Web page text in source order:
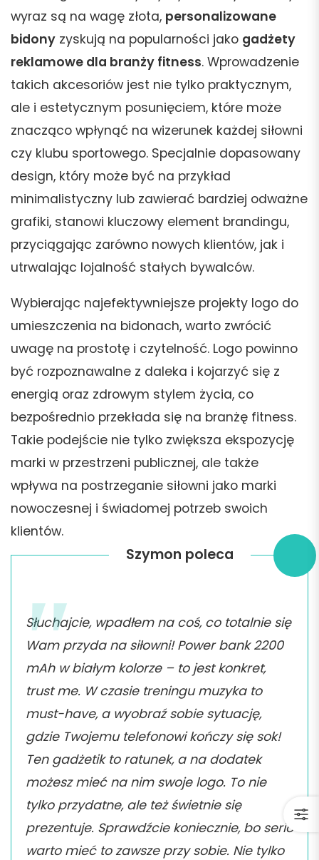
wyraz są na wagę złota, personalizowane
bidony zyskują na popularności jako gadżety
reklamowe dla branży fitness. Wprowadzenie
takich akcesoriów jest nie tylko praktycznym,
ale i estetycznym posunięciem, które może
znacząco wpłynąć na wizerunek każdej siłowni
czy klubu sportowego. Specjalnie dopasowany
design, który może być na przykład
minimalistyczny lub zawierać bardziej odważne
grafiki, stanowi kluczowy element brandingu,
przyciągając zarówno nowych klientów, jak i
utrwalając lojalność stałych bywalców.
Wybierając najefektywniejsze projekty logo do
umieszczenia na bidonach, warto zwrócić
uwagę na prostotę i czytelność. Logo powinno
być rozpoznawalne z daleka i kojarzyć się z
energią oraz zdrowym stylem życia, co
bezpośrednio przekłada się na branżę fitness.
Takie podejście nie tylko zwiększa ekspozycję
marki w przestrzeni publicznej, ale także
wpływa na postrzeganie siłowni jako marki
nowoczesnej i świadomej potrzeb swoich
klientów.
Szymon poleca
Słuchajcie, wpadłem na coś, co totalnie się
Wam przyda na siłowni! Power bank 2200
mAh w białym kolorze – to jest konkret,
trust me. W czasie treningu muzyka to
must-have, a wyobraź sobie sytuację,
gdzie Twojemu telefonowi kończy się sok!
Ten gadżetik to ratunek, a na dodatek
możesz mieć na nim swoje logo. To nie
tylko przydatne, ale też świetnie się
prezentuje. Sprawdźcie koniecznie, bo serio
warto mieć to zawsze przy sobie. Nie tylko